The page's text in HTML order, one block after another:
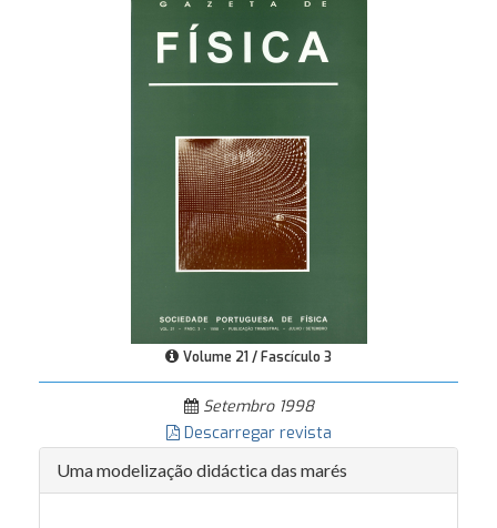
Volume 21 / Fascículo 3
Setembro 1998
Descarregar revista
Uma modelização didáctica das marés